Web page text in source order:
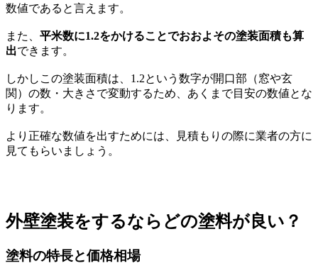
数値であると言えます。
また、 平米数に1.2をかけることでおおよその塗装面積も算
出できます。
しかしこの塗装面積は、1.2という数字が開口部（窓や玄
関）の数・大きさで変動するため、あくまで目安の数値とな
ります。
より正確な数値を出すためには、見積もりの際に業者の方に
見てもらいましょう。
外壁塗装をするならどの塗料が良い？
塗料の特長と価格相場